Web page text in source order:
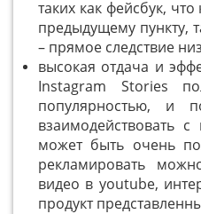
таких как фейсбук,
предыдущему пункту,
– прямое следствие
высокая отдача и
Instagram Stories
популярностью, и
взаимодействовать
может быть очень
рекламировать
видео в youtube,
продукт